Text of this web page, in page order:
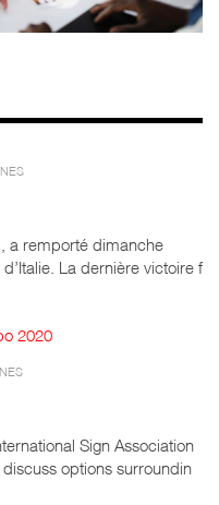
a remporté dimanche
La dernière victoire f
Sign Association
options surroundin